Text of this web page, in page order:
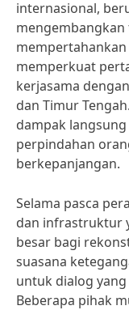
internasional,
memperkuat
kerjasama
dan Timur
dampak
perpindahan
berkepanjangan.
Selama pasca
dan infrastruktur
besar bagi
suasana
untuk dialog
Beberapa pihak